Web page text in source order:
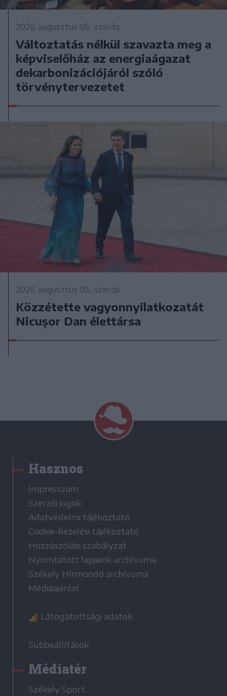
2026. augusztus 05., szerda
Változtatás nélkül szavazta meg a
képviselőház az energiaágazat
dekarbonizációjáról szóló
törvénytervezetet
2026. augusztus 05., szerda
Közzétette vagyonnyilatkozatát
Nicușor Dan élettársa
Hasznos
Impresszum
Szerzői jogok
Adatvédelmi tájékoztató
Cookie-kezelési tájékoztató
Hozzászólási szabályzat
Nyomtatott lapjaink archívuma
Székely Hírmondó archívuma
Médiaajánlat
Látogatottsági adatok
Sütibeállítások
Médiatér
Székely Sport